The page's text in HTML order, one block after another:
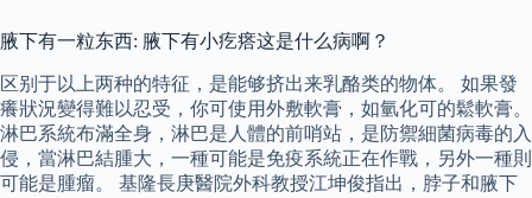
腋下有一粒东西: 腋下有小疙瘩这是什么病啊？
区别于以上两种的特征，是能够挤出来乳酪类的物体。 如果發
癢狀況變得難以忍受，你可使用外敷軟膏，如氫化可的鬆軟膏。
淋巴系統布滿全身，淋巴是人體的前哨站，是防禦細菌病毒的入
侵，當淋巴結腫大，一種可能是免疫系統正在作戰，另外一種則
可能是腫瘤。 基隆長庚醫院外科教授江坤俊指出，脖子和腋下